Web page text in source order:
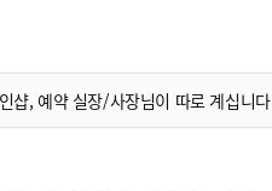
샵, 예약 실장/사장님이 따로 계십니다